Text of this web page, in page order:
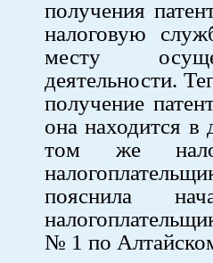
получения
налоговую
месту
деятельности.
получение
она находится в
том же
пояснила
№ 1 по